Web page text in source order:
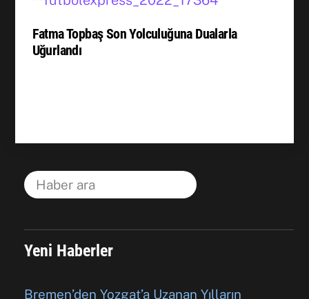
Fatma Topbaş Son Yolculuğuna Dualarla
Uğurlandı
Yeni Haberler
Bremen’den Yozgat’a Uzanan Yılların